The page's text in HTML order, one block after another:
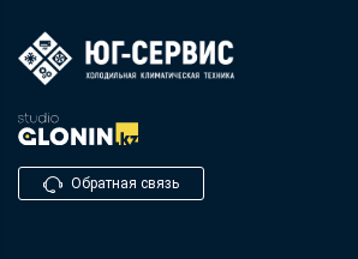
Обратная связь